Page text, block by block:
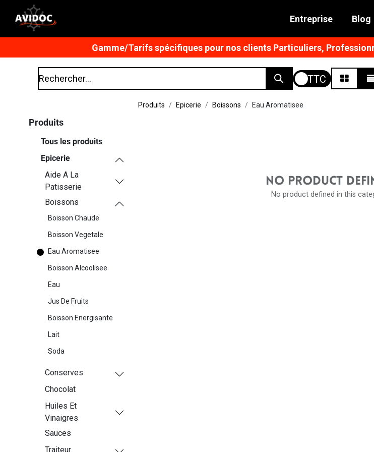
Entreprise Blog
Gamme/Tarifs spécifiques pour nos clients Particuliers,
Produits
Tous les produits
Epicerie
Aide A La
Patisserie
Boissons
Boisson Chaude
Boisson Vegetale
Eau Aromatisee
Boisson Alcoolisee
Eau
Jus De Fruits
Boisson Energisante
Lait
Soda
Conserves
Chocolat
Huiles Et
Vinaigres
Sauces
Traiteur
Produits Epicerie Boissons Eau Aromatisee
NO PRODUCT
No product defined in this